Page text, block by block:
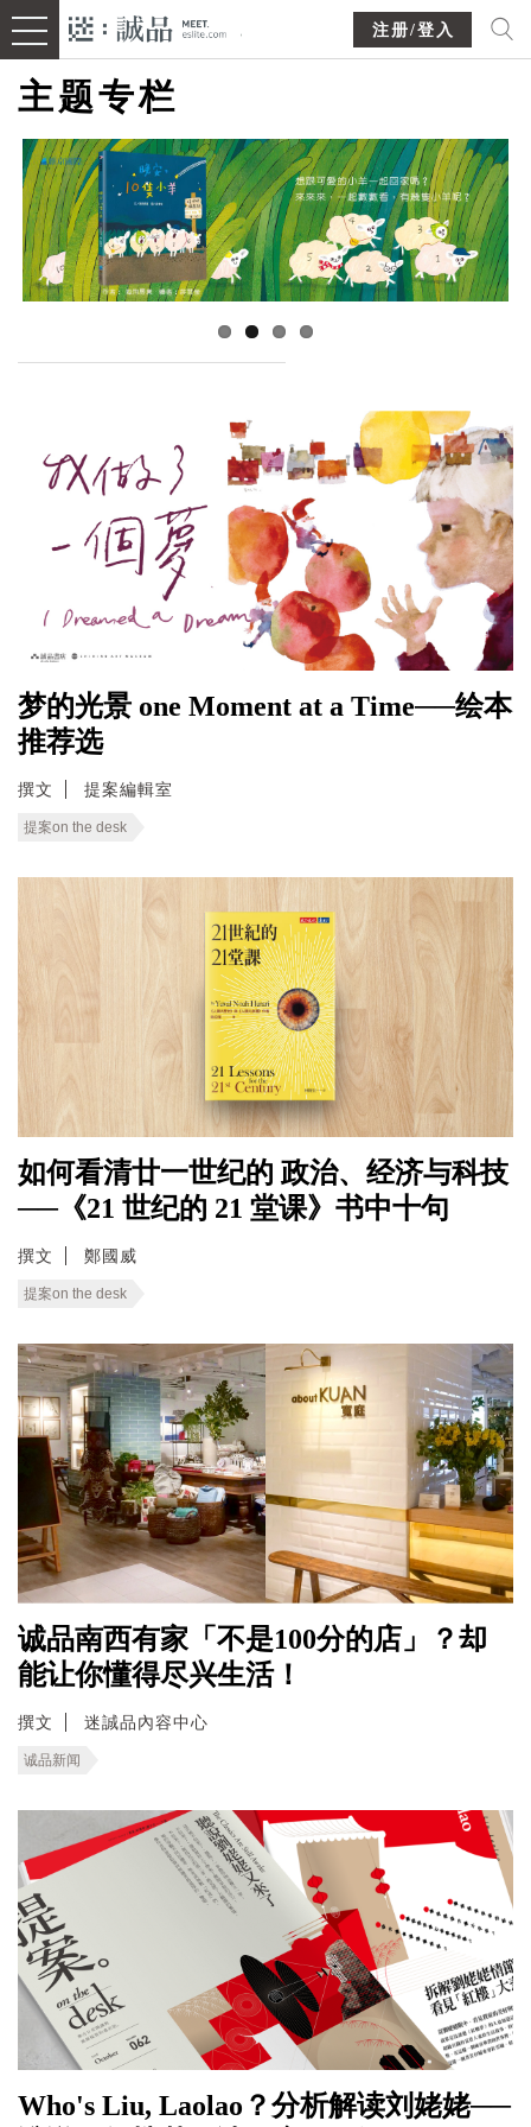
注册/登入
主题专栏
梦的光景 one Moment at a Time──绘本
推荐选
撰文 提案編輯室
提案on the desk
如何看清廿一世纪的 政治、经济与科技
──《21 世纪的 21 堂课》书中十句
撰文 鄭國威
提案on the desk
诚品南西有家「不是100分的店」？却
能让你懂得尽兴生活！
撰文 迷誠品內容中心
诚品新闻
Who's Liu, Laolao？分析解读刘姥姥──